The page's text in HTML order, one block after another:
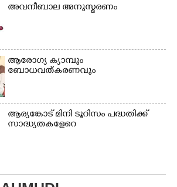
അവനീബാല അനുസ്മരണം
ആരോഗ്യ ക്യാമ്പും
ബോധവത്കരണവും
ആര്യങ്കോട് മിനി ടൂറിസം പദ്ധതിക്ക്
സാദ്ധ്യതകളേറെ